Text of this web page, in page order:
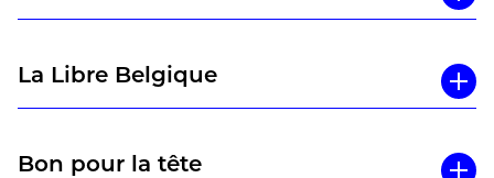
La Libre Belgique
Bon pour la tête